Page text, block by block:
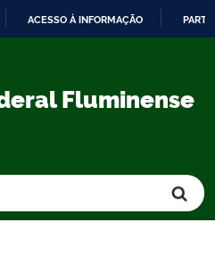
CONTEÚDO
ACESSO À INFORMAÇÃO
Fluminense